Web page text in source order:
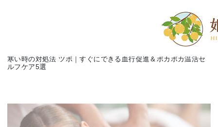
寒い時の対処法 ツボ｜すぐにできる血行促進＆ポカポカ温活セ
ルフケア5選